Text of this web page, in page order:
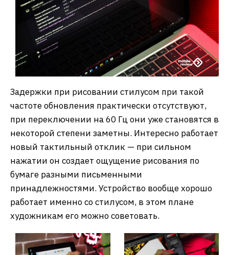
Задержки при рисовании стилусом при такой
частоте обновления практически отсутствуют,
при переключении на 60 Гц они уже становятся в
некоторой степени заметны. Интересно работает
новый тактильный отклик — при сильном
нажатии он создает ощущение рисования по
бумаге разными письменными
принадлежностями. Устройство вообще хорошо
работает именно со стилусом, в этом плане
художникам его можно советовать.